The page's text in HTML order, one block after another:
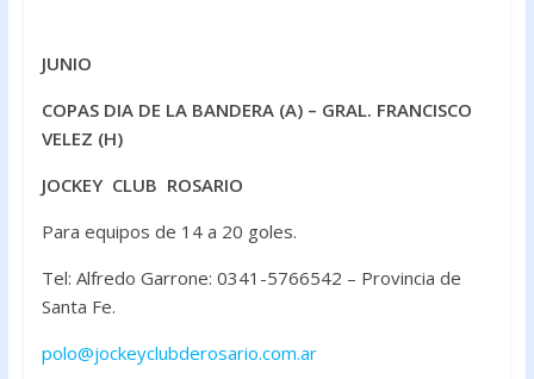
JUNIO
COPAS DIA DE LA BANDERA (A) – GRAL. FRANCISCO
VELEZ (H)
JOCKEY CLUB ROSARIO
Para equipos de 14 a 20 goles.
Tel: Alfredo Garrone: 0341-5766542 – Provincia de
Santa Fe.
polo@jockeyclubderosario.com.ar